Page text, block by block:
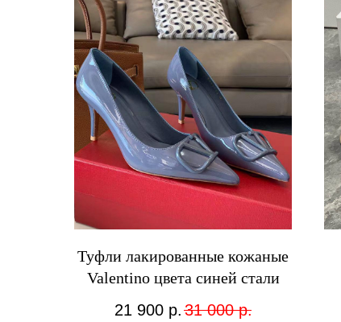
Туфли лакированные кожаные
Valentino цвета синей стали
21 900 р. 31 000 р.